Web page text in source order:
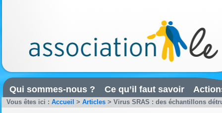
Qui sommes-nous ? Ce qu’il faut savoir
Vous êtes ici : Accueil > Articles > Virus SRAS : des échantillons